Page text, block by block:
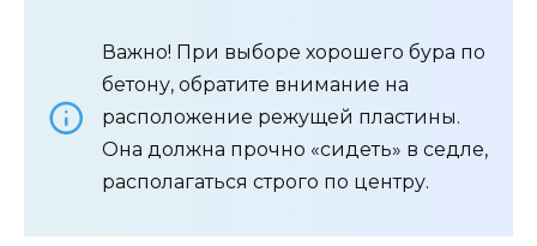
Важно! При выборе хорошего бура по
бетону, обратите внимание на
расположение режущей пластины.
Она должна прочно «сидеть» в седле,
располагаться строго по центру.